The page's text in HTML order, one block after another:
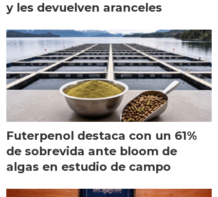
y les devuelven aranceles
Futerpenol destaca con un 61%
de sobrevida ante bloom de
algas en estudio de campo